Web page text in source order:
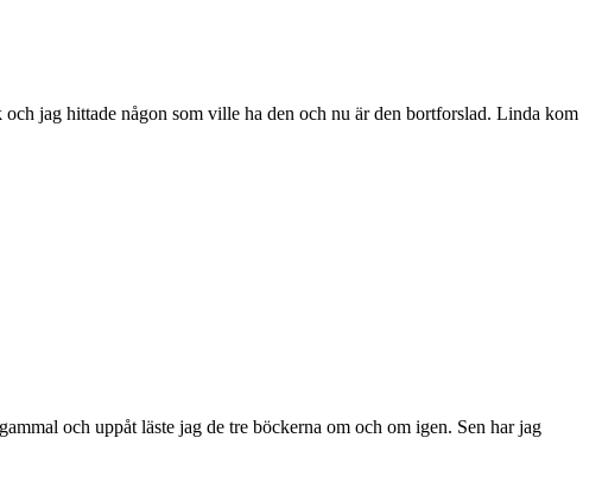
jag hittade någon som ville ha den och nu är den bortforslad. Linda kom
och uppåt läste jag de tre böckerna om och om igen. Sen har jag